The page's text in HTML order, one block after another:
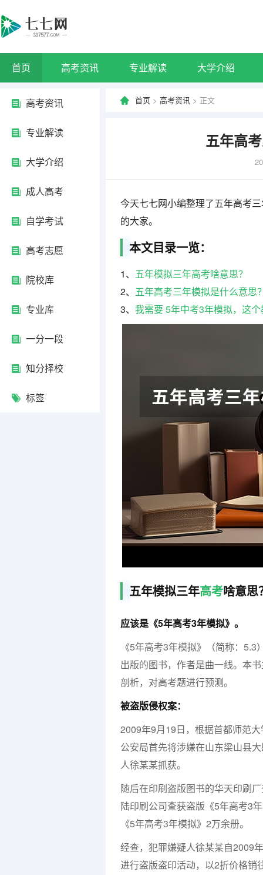
首页 高考资讯 专业解读 大学介绍
高考资讯
专业解读
大学介绍
成人高考
自学考试
高考志愿
院校库
专业库
一分一段
知分择校
标签
首页 > 高考资讯 > 正文
五年高
今天七七网小编整理了五年高考
的大家。
本文目录一览：
1、 五年模拟三年高考啥意思？
2、 五年高考三年模拟是什么意思
3、 我需要 5年中考3年模拟，这
五年模拟三年高考啥意思
应该是《5年高考3年模拟》。
《5年高考3年模拟》（简称：5.3
出版的图书，作者是曲一线。本
剖析，对高考题进行预测。
被盗版侵权案：
2009年9月19日，根据首都师范
公安局首先将涉嫌在山东梁山县
人徐某某抓获。
随后在印刷盗版图书的华天印刷
陆印刷公司查获盗版《5年高考3
《5年高考3年模拟》2万余册。
经查，犯罪嫌疑人徐某某自2009
进行盗版盗印活动，以2折价格销